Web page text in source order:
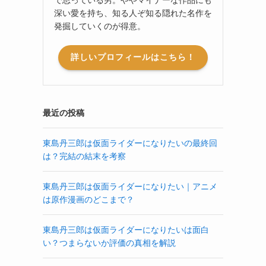
深い愛を持ち、知る人ぞ知る隠れた名作を
発掘していくのが得意。
詳しいプロフィールはこちら！
最近の投稿
東島丹三郎は仮面ライダーになりたいの最終回
は？完結の結末を考察
東島丹三郎は仮面ライダーになりたい｜アニメ
は原作漫画のどこまで？
東島丹三郎は仮面ライダーになりたいは面白
い？つまらないか評価の真相を解説